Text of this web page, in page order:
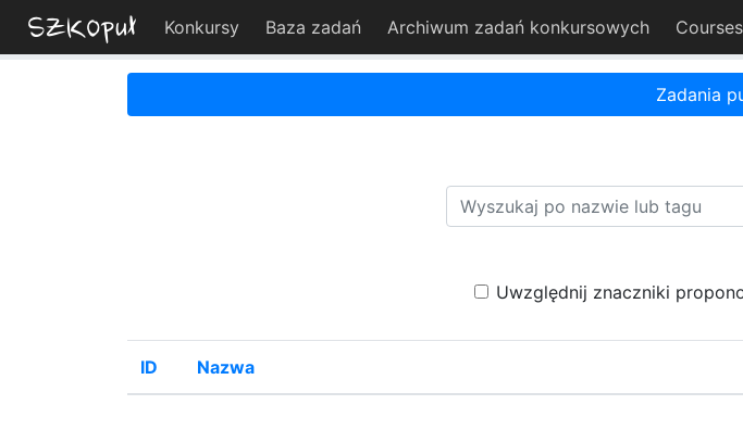
Konkursy Baza zadań Archiwum zadań konkursowych Courses
Zadania
Uwzględnij znaczniki
ID Nazwa